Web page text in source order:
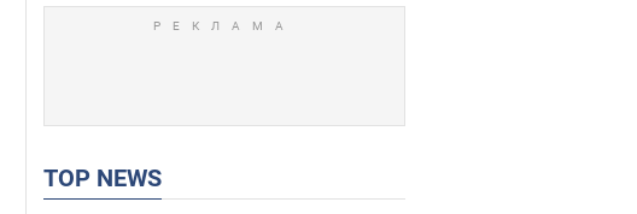
TOP NEWS